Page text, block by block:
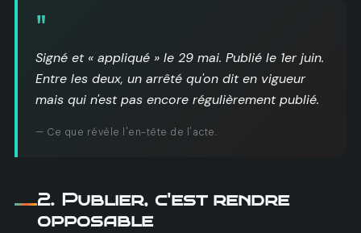
"
Signé et « appliqué » le 29 mai. Publié le 1er juin.
Entre les deux, un arrêté qu'on dit en vigueur
mais qui n'est pas encore régulièrement publié.
— Ce que révèle l'en-tête de l'acte.
2. Publier, c'est rendre
opposable